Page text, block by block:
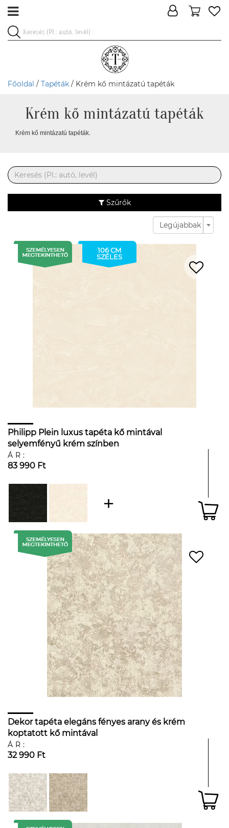
Főoldal / Tapéták / Krém kő mintázatú tapéták
Krém kő mintázatú tapéták
Krém kő mintázatú tapéták.
Szűrők
Legújabbak
106 CM
SZÉLES
Philipp Plein luxus tapéta kő mintával
selyemfényű krém színben
ÁR:
83 990 Ft
Dekor tapéta elegáns fényes arany és krém
koptatott kő mintával
ÁR:
32 990 Ft